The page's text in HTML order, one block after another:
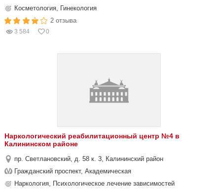
Косметология, Гинекология
2 отзыва
3 584 0
Наркологический реабилитационный центр №4 в
Калининском районе
пр. Светлановский, д. 58 к. 3, Калининский район
Гражданский проспект, Академическая
Наркология, Психологическое лечение зависимостей